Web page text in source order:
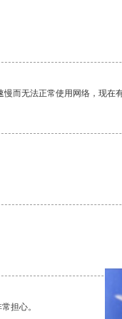
而无法正常使用网络，现在
担心。